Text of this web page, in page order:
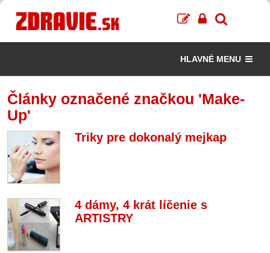
HLAVNÉ MENU
Články označené značkou 'Make-
Up'
Triky pre dokonalý mejkap
4 dámy, 4 krát líčenie s
ARTISTRY